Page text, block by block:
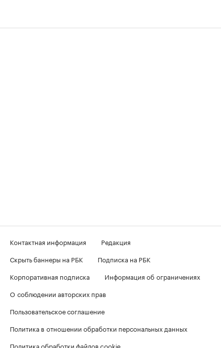
Контактная информация
Редакция
Скрыть баннеры на РБК
Подписка на РБК
Корпоративная подписка
Информация об ограничениях
О соблюдении авторских прав
Пользовательское соглашение
Политика в отношении обработки персональных данных
Политика обработки файлов cookie